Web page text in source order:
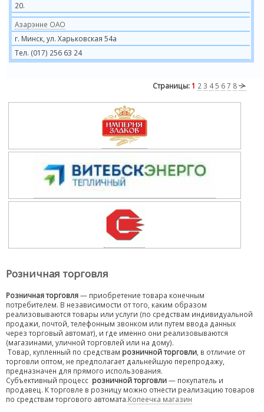
20.
Азарэнне ОАО
г. Минск, ул. Харьковская 54а
Тел. (017) 256 63 24
Страницы: 1 2 3 45 67 8
Розничная торговля
Розничная торговля— приобретение товара конечным
потребителем. В независимости от того, каким образом
реализовываются товары или услуги (по средствам индивидуальной
продажи, почтой, телефонным звонком или путем ввода данных
через торговый автомат), и где именно они реализовываются
(магазинами, уличной торговлей или на дому).
Товар, купленный по средствам розничной торговли , в отличие от
торговли оптом, не предполагает дальнейшую перепродажу,
предназначен для прямого использования.
Субъективный процесс розничной торговли— покупатель и
продавец. К торговле в розницу можно отнести реализацию товаров
по средствам торгового автомата.Копеечка магазин